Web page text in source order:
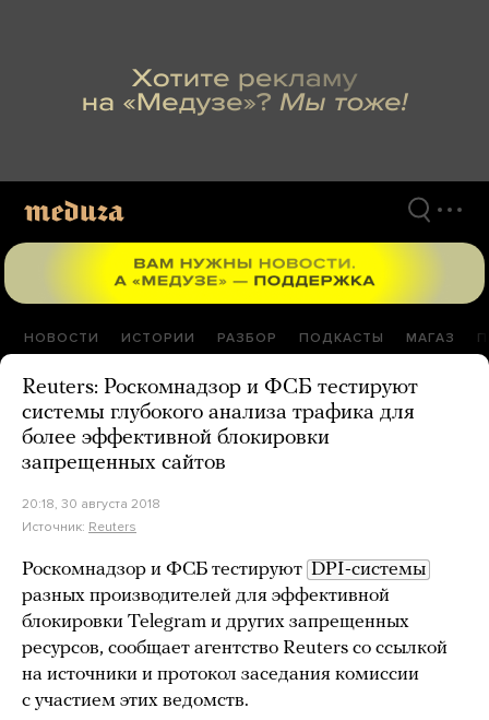
НОВОСТИ ИСТОРИИ РАЗБОР ПОДКАСТЫ МАГАЗ
Reuters: Роскомнадзор и ФСБ тестируют
системы глубокого анализа трафика для
более эффективной блокировки
запрещенных сайтов
20:18, 30 августа 2018
Источник: Reuters
Роскомнадзор и ФСБ тестируют DPI-системы
разных производителей для эффективной
блокировки Telegram и других запрещенных
ресурсов, сообщает агентство Reuters со ссылкой
на источники и протокол заседания комиссии
с участием этих ведомств.